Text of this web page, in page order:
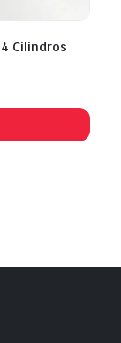
Cilindros